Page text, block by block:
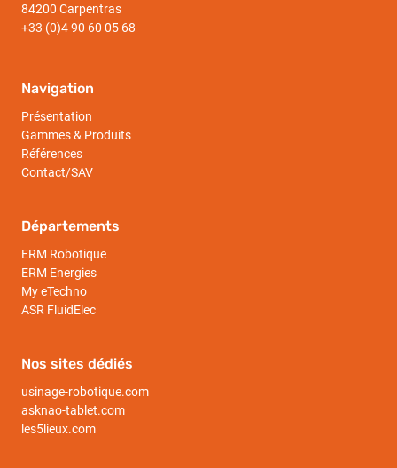
84200 Carpentras
+33 (0)4 90 60 05 68
Navigation
Présentation
Gammes & Produits
Références
Contact/SAV
Départements
ERM Robotique
ERM Energies
My eTechno
ASR FluidElec
Nos sites dédiés
usinage-robotique.com
asknao-tablet.com
les5lieux.com